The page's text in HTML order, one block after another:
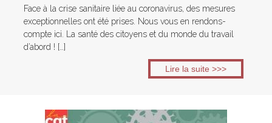
Face à la crise sanitaire liée au coronavirus, des mesures
exceptionnelles ont été prises. Nous vous en rendons-
compte ici. La santé des citoyens et du monde du travail
d’abord ! […]
Lire la suite >>>